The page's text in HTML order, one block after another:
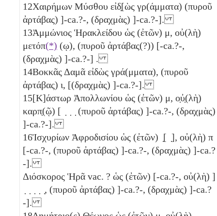
12Χαιρήμων Μύσθου εἰδ̣[ὼς γρ(άμματα) (πυροῦ
ἀρτάβας) ]-ca.?-, (δραχμὰς) ]-ca.?-].
13Ἀμμώνιος Ἡρακλείδου ὡς (ἐτῶν) μ, οὐ(λὴ)
μετόπ(*) (ῳ), (πυροῦ ἀρτάβας(?)) [-ca.?-,
(δραχμὰς) ]-ca.?-] .
14Βοκκᾶς Δαμᾶ εἰδὼς γρά(μματα), (πυροῦ
ἀρτάβας) ι, [(δραχμὰς) ]-ca.?-].
15[Κ]άστωρ Ἀπολλωνίου ὡς (ἐτῶν) μ, ο̣ὐ̣(λὴ)
καρπ̣(ῷ) [ ̣ ̣ ̣ (πυροῦ ἀρτάβας) ]-ca.?-, (δραχμὰς)
]-ca.?-].
16Ἰσχυρίων Ἀφροδισίου ὡς (ἐτῶν) ̣[ ̣], οὐ(λὴ) π
[-ca.?-, (πυροῦ ἀρτάβας) ]-ca.?-, (δραχμὰς) ]-ca.?
-].
Διόσκορος Ἡρᾶ vac. ? ὡς (ἐτῶν) [-ca.?-, οὐ(λὴ) ]
̣ ̣ ̣ ̣ ̣, (πυροῦ ἀρτάβας) ]-ca.?-, (δραχμὰς) ]-ca.?
-].